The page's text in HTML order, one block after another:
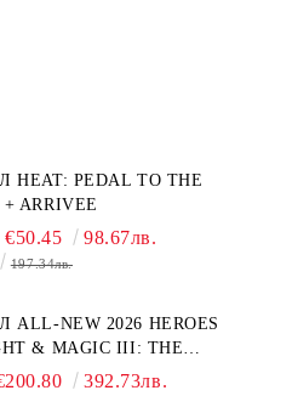
HEAT: PEDAL TO THE
ARRIVEE
€50.45 98.67лв.
197.34лв.
ALL-NEW 2026 HEROES
& MAGIC III: THE
GAME EXPANSIONS -
392.73лв.